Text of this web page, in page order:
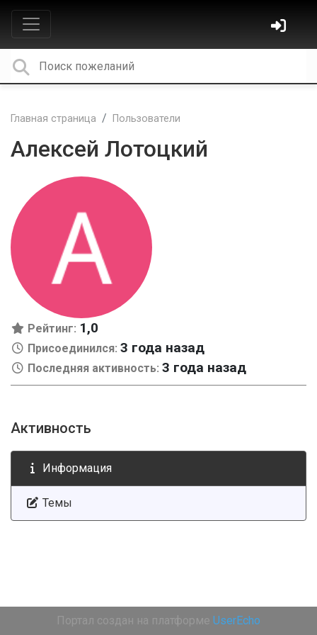
Главная страница Пользователи
Алексей Лотоцкий
Рейтинг: 1,0
Присоединился: 3 года назад
Последняя активность: 3 года назад
Активность
Информация
Темы
Портал создан на платформе UserEcho